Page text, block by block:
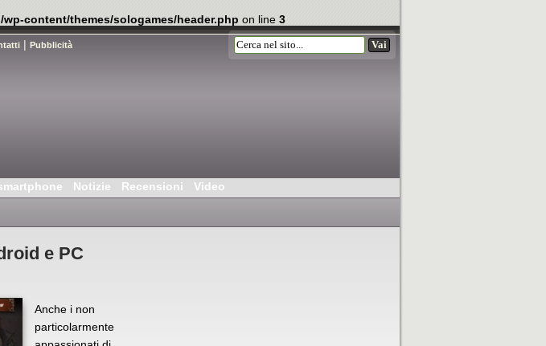
content/themes/sologames/header.php on line 3
| Pubblicità
Notizie Recensioni
Video
e PC
Anche i non
particolarmente